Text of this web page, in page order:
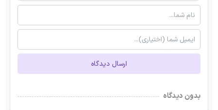
ارسال دیدگاه
بدون دیدگاه